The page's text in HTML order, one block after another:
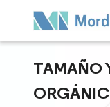
TAMAÑO